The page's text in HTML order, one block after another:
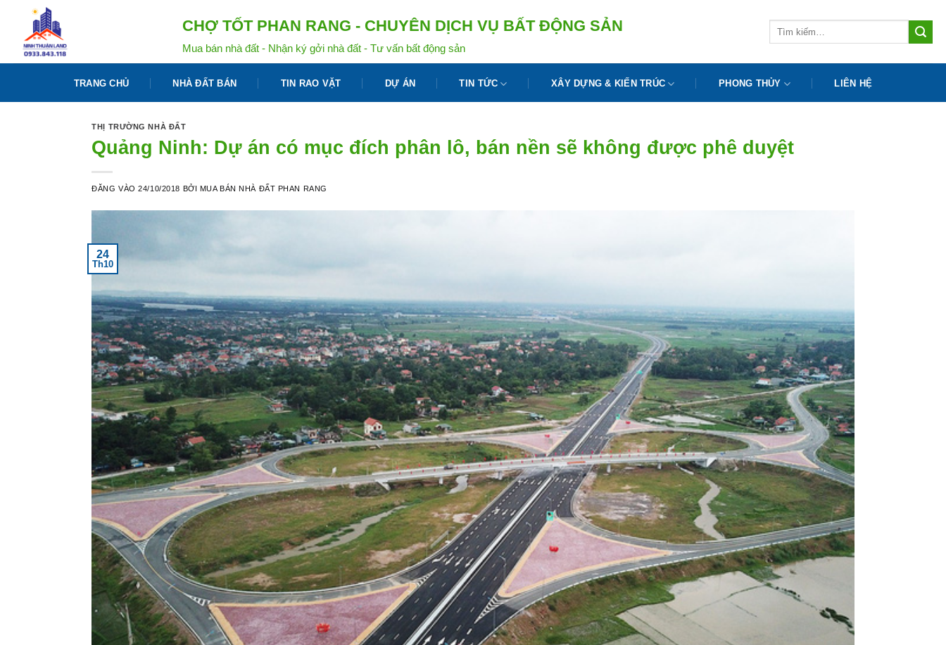
dung
CHỢ TỐT PHAN RANG - CHUYÊN DỊCH VỤ BẤT ĐỘNG SẢN
Mua bán nhà đất - Nhận ký gởi nhà đất - Tư vấn bất động sản
TRANG CHỦ NHÀ ĐẤT BÁN TIN RAO VẶT DỰ ÁN TIN TỨC XÂY DỰNG & KIẾN TRÚC PHONG THỦY LIÊN HỆ
THỊ TRƯỜNG NHÀ ĐẤT
Quảng Ninh: Dự án có mục đích phân lô, bán nền sẽ không được phê duyệt
ĐĂNG VÀO24/10/2018 BỞI MUA BÁN NHÀ ĐẤT PHAN RANG
24
Th10